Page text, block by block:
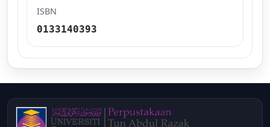
ISBN
0133140393